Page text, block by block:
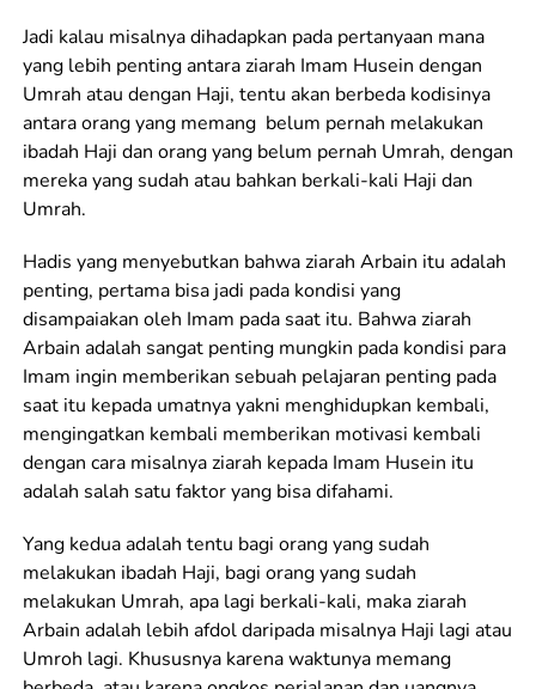
Jadi kalau misalnya dihadapkan pada pertanyaan mana
yang lebih penting antara ziarah Imam Husein dengan
Umrah atau dengan Haji, tentu akan berbeda kodisinya
antara orang yang memang belum pernah melakukan
ibadah Haji dan orang yang belum pernah Umrah, dengan
mereka yang sudah atau bahkan berkali-kali Haji dan
Umrah.
Hadis yang menyebutkan bahwa ziarah Arbain itu adalah
penting, pertama bisa jadi pada kondisi yang
disampaiakan oleh Imam pada saat itu. Bahwa ziarah
Arbain adalah sangat penting mungkin pada kondisi para
Imam ingin memberikan sebuah pelajaran penting pada
saat itu kepada umatnya yakni menghidupkan kembali,
mengingatkan kembali memberikan motivasi kembali
dengan cara misalnya ziarah kepada Imam Husein itu
adalah salah satu faktor yang bisa difahami.
Yang kedua adalah tentu bagi orang yang sudah
melakukan ibadah Haji, bagi orang yang sudah
melakukan Umrah, apa lagi berkali-kali, maka ziarah
Arbain adalah lebih afdol daripada misalnya Haji lagi atau
Umroh lagi. Khususnya karena waktunya memang